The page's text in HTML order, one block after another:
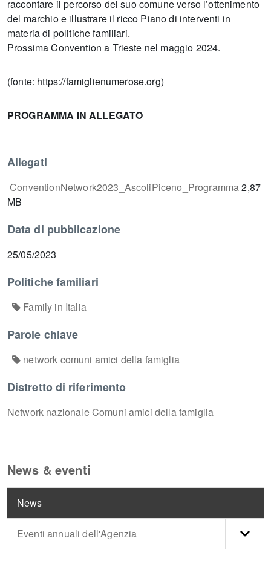
raccontare il percorso del suo comune verso l’ottenimento
del marchio e illustrare il ricco Piano di interventi in
materia di politiche familiari.
Prossima Convention a Trieste nel maggio 2024.
(fonte: https://famiglienumerose.org)
PROGRAMMA IN ALLEGATO
Allegati
ConventionNetwork2023_AscoliPiceno_Programma2,87
MB
Data di pubblicazione
25/05/2023
Politiche familiari
Family in Italia
Parole chiave
network comuni amici della famiglia
Distretto di riferimento
Network nazionale Comuni amici della famiglia
News & eventi
News
Eventi annuali dell'Agenzia